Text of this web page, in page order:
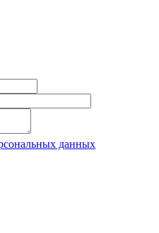
данных